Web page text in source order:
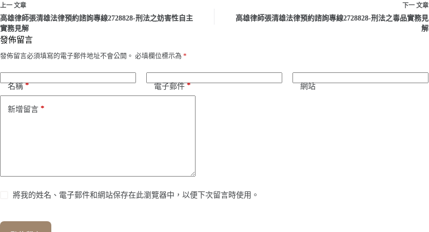
上一 文章
高雄律師張清雄法律預約諮詢專線2728828-刑法之妨害性自主
實務見解
下一 文章
高雄律師張清雄法律預約諮詢專線2728828-刑法之毒品實務見
解
發佈留言
發佈留言必須填寫的電子郵件地址不會公開。 必填欄位標示為 *
名稱* 電子郵件* 網站
新增留言 *
將我的姓名、電子郵件和網站保存在此瀏覽器中，以便下次留言時使用。